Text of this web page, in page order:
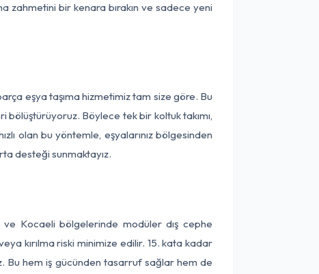
zahmetini bir kenara bırakın ve sadece yeni
eşya taşıma hizmetimiz tam size göre. Bu
bölüştürüyoruz. Böylece tek bir koltuk takımı,
olan bu yöntemle, eşyalarınız bölgesinden
desteği sunmaktayız.
ve Kocaeli bölgelerinde modüler dış cephe
kırılma riski minimize edilir. 15. kata kadar
Bu hem iş gücünden tasarruf sağlar hem de